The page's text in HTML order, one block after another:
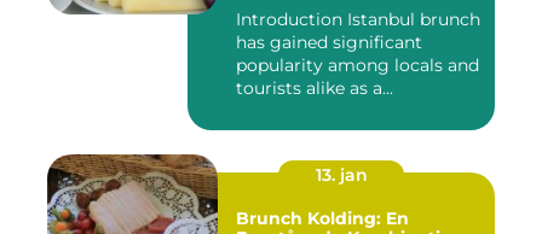
Introduction Istanbul brunch
has gained significant
popularity among locals and
tourists alike as a...
13. jan
Brunch Kolding: En